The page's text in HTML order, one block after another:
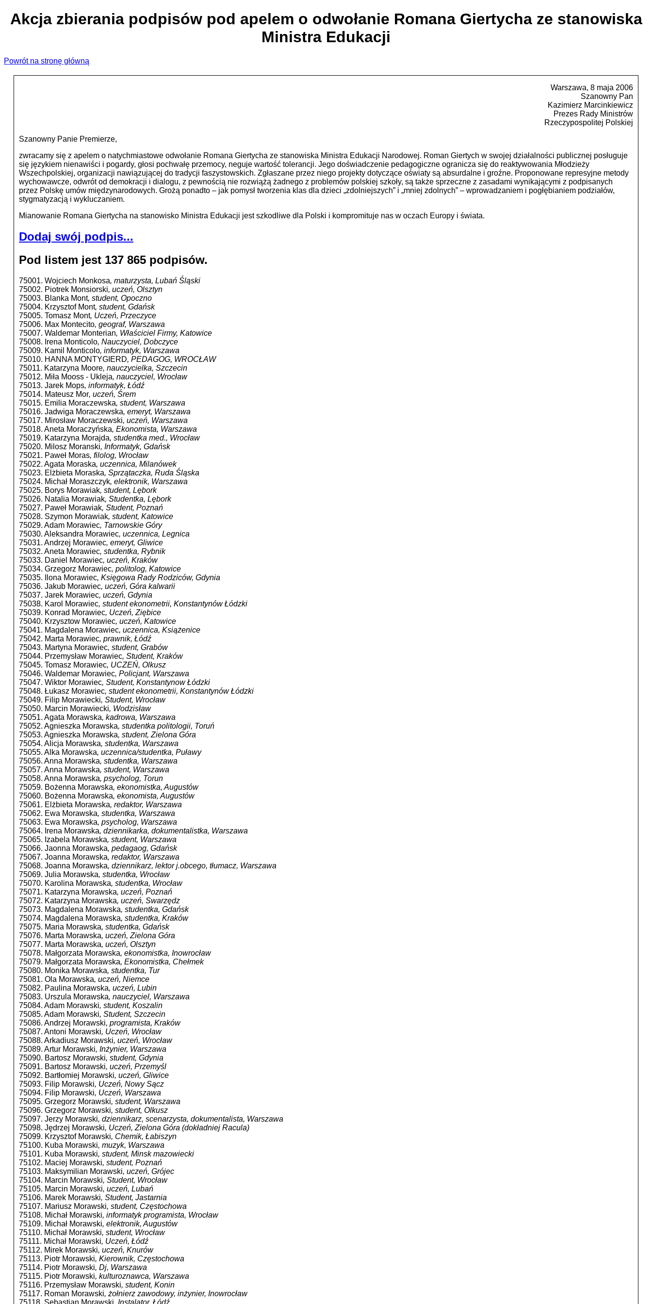
Akcja zbierania podpisów pod apelem o odwołanie Romana Giertycha ze stanowiska
Ministra Edukacji
Powrót na stronę główną
Warszawa, 8 maja 2006
Szanowny Pan
Kazimierz Marcinkiewicz
Prezes Rady Ministrów
Rzeczypospolitej Polskiej
Szanowny Panie Premierze,
zwracamy się z apelem o natychmiastowe odwołanie Romana Giertycha ze stanowiska Ministra Edukacji Narodowej. Roman Giertych w swojej działalności publicznej posługuje
się językiem nienawiści i pogardy, głosi pochwałę przemocy, neguje wartość tolerancji. Jego doświadczenie pedagogiczne ogranicza się do reaktywowania Młodzieży
Wszechpolskiej, organizacji nawiązującej do tradycji faszystowskich. Zgłaszane przez niego projekty dotyczące oświaty są absurdalne i groźne. Proponowane represyjne metody
wychowawcze, odwrót od demokracji i dialogu, z pewnością nie rozwiążą żadnego z problemów polskiej szkoły, są także sprzeczne z zasadami wynikającymi z podpisanych
przez Polskę umów międzynarodowych. Grożą ponadto – jak pomysł tworzenia klas dla dzieci „zdolniejszych” i „mniej zdolnych” – wprowadzaniem i pogłębianiem podziałów,
stygmatyzacją i wykluczaniem.
Mianowanie Romana Giertycha na stanowisko Ministra Edukacji jest szkodliwe dla Polski i kompromituje nas w oczach Europy i świata.
Dodaj swój podpis...
Pod listem jest 137 865 podpisów.
75001. Wojciech Monkosa, maturzysta, Lubań Śląski
75002. Piotrek Monsiorski, uczeń, Olsztyn
75003. Blanka Mont, student, Opoczno
75004. Krzysztof Mont, student, Gdańsk
75005. Tomasz Mont, Uczeń, Przeczyce
75006. Max Montecito, geograf, Warszawa
75007. Waldemar Monterian, Właściciel Firmy, Katowice
75008. Irena Monticolo, Nauczyciel, Dobczyce
75009. Kamil Monticolo, informatyk, Warszawa
75010. HANNA MONTYGIERD, PEDAGOG, WROCŁAW
75011. Katarzyna Moore, nauczycielka, Szczecin
75012. Miła Mooss - Ukleja, nauczyciel, Wrocław
75013. Jarek Mops, informatyk, Łódź
75014. Mateusz Mor, uczeń, Śrem
75015. Emilia Moraczewska, student, Warszawa
75016. Jadwiga Moraczewska, emeryt, Warszawa
75017. Mirosław Moraczewski, uczeń, Warszawa
75018. Aneta Moraczyńska, Ekonomista, Warszawa
75019. Katarzyna Morajda, studentka med., Wrocław
75020. Milosz Moranski, Informatyk, Gdańsk
75021. Paweł Moras, filolog, Wrocław
75022. Agata Moraska, uczennica, Milanówek
75023. Elżbieta Moraska, Sprzątaczka, Ruda Śląska
75024. Michał Moraszczyk, elektronik, Warszawa
75025. Borys Morawiak, student, Lębork
75026. Natalia Morawiak, Studentka, Lębork
75027. Paweł Morawiak, Student, Poznań
75028. Szymon Morawiak, student, Katowice
75029. Adam Morawiec, Tarnowskie Góry
75030. Aleksandra Morawiec, uczennica, Legnica
75031. Andrzej Morawiec, emeryt, Gliwice
75032. Aneta Morawiec, studentka, Rybnik
75033. Daniel Morawiec, uczeń, Kraków
75034. Grzegorz Morawiec, politolog, Katowice
75035. Ilona Morawiec, Księgowa Rady Rodziców, Gdynia
75036. Jakub Morawiec, uczeń, Góra kalwarii
75037. Jarek Morawiec, uczeń, Gdynia
75038. Karol Morawiec, student ekonometrii, Konstantynów Łódzki
75039. Konrad Morawiec, Uczeń, Ziębice
75040. Krzysztow Morawiec, uczeń, Katowice
75041. Magdalena Morawiec, uczennica, Książenice
75042. Marta Morawiec, prawnik, Łódź
75043. Martyna Morawiec, student, Grabów
75044. Przemysław Morawiec, Student, Kraków
75045. Tomasz Morawiec, UCZEŃ, Olkusz
75046. Waldemar Morawiec, Policjant, Warszawa
75047. Wiktor Morawiec, Student, Konstantynow Łódzki
75048. Łukasz Morawiec, student ekonometrii, Konstantynów Łódzki
75049. Filip Morawiecki, Student, Wrocław
75050. Marcin Morawiecki, Wodzisław
75051. Agata Morawska, kadrowa, Warszawa
75052. Agnieszka Morawska, studentka politologii, Toruń
75053. Agnieszka Morawska, student, Zielona Góra
75054. Alicja Morawska, studentka, Warszawa
75055. Alka Morawska, uczennica/studentka, Puławy
75056. Anna Morawska, studentka, Warszawa
75057. Anna Morawska, student, Warszawa
75058. Anna Morawska, psycholog, Torun
75059. Bożenna Morawska, ekonomistka, Augustów
75060. Bożenna Morawska, ekonomista, Augustów
75061. Elżbieta Morawska, redaktor, Warszawa
75062. Ewa Morawska, studentka, Warszawa
75063. Ewa Morawska, psycholog, Warszawa
75064. Irena Morawska, dziennikarka, dokumentalistka, Warszawa
75065. Izabela Morawska, student, Warszawa
75066. Jaonna Morawska, pedagaog, Gdańsk
75067. Joanna Morawska, redaktor, Warszawa
75068. Joanna Morawska, dziennikarz, lektor j.obcego, tłumacz, Warszawa
75069. Julia Morawska, studentka, Wrocław
75070. Karolina Morawska, studentka, Wrocław
75071. Katarzyna Morawska, uczeń, Poznań
75072. Katarzyna Morawska, uczeń, Swarzędz
75073. Magdalena Morawska, studentka, Gdańsk
75074. Magdalena Morawska, studentka, Kraków
75075. Maria Morawska, studentka, Gdańsk
75076. Marta Morawska, uczeń, Zielona Góra
75077. Marta Morawska, uczeń, Olsztyn
75078. Małgorzata Morawska, ekonomistka, Inowrocław
75079. Małgorzata Morawska, Ekonomistka, Chełmek
75080. Monika Morawska, studentka, Tur
75081. Ola Morawska, uczeń, Niemce
75082. Paulina Morawska, uczeń, Lubin
75083. Urszula Morawska, nauczyciel, Warszawa
75084. Adam Morawski, student, Koszalin
75085. Adam Morawski, Student, Szczecin
75086. Andrzej Morawski, programista, Kraków
75087. Antoni Morawski, Uczeń, Wrocław
75088. Arkadiusz Morawski, uczeń, Wrocław
75089. Artur Morawski, Inżynier, Warszawa
75090. Bartosz Morawski, student, Gdynia
75091. Bartosz Morawski, uczeń, Przemyśl
75092. Bartłomiej Morawski, uczeń, Gliwice
75093. Filip Morawski, Uczeń, Nowy Sącz
75094. Filip Morawski, Uczeń, Warszawa
75095. Grzegorz Morawski, student, Warszawa
75096. Grzegorz Morawski, student, Olkusz
75097. Jerzy Morawski, dziennikarz, scenarzysta, dokumentalista, Warszawa
75098. Jędrzej Morawski, Uczeń, Zielona Góra (dokładniej Racula)
75099. Krzysztof Morawski, Chemik, Łabiszyn
75100. Kuba Morawski, muzyk, Warszawa
75101. Kuba Morawski, student, Minsk mazowiecki
75102. Maciej Morawski, student, Poznań
75103. Maksymilian Morawski, uczeń, Grójec
75104. Marcin Morawski, Student, Wrocław
75105. Marcin Morawski, uczeń, Lubań
75106. Marek Morawski, Student, Jastarnia
75107. Mariusz Morawski, student, Częstochowa
75108. Michał Morawski, informatyk programista, Wrocław
75109. Michał Morawski, elektronik, Augustów
75110. Michał Morawski, student, Wrocław
75111. Michał Morawski, Uczeń, Łódź
75112. Mirek Morawski, uczeń, Knurów
75113. Piotr Morawski, Kierownik, Częstochowa
75114. Piotr Morawski, Dj, Warszawa
75115. Piotr Morawski, kulturoznawca, Warszawa
75116. Przemysław Morawski, student, Konin
75117. Roman Morawski, żołnierz zawodowy, inżynier, Inowrocław
75118. Sebastian Morawski, Instalator, Łódź